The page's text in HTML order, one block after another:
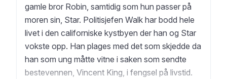
gamle bror Robin, samtidig som hun passer på
moren sin, Star. Politisjefen Walk har bodd hele
livet i den californiske kystbyen der han og Star
vokste opp. Han plages med det som skjedde da
han som ung måtte vitne i saken som sendte
bestevennen, Vincent King, i fengsel på livstid.